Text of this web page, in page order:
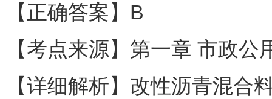
【正确答案】B
【考点来源】第一章 市政
【详细解析】改性沥青混合